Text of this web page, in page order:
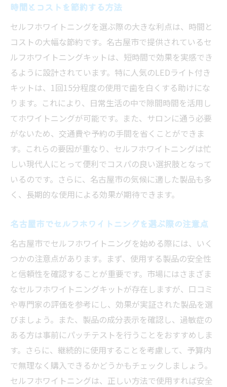
セルフホワイトニングの歴史と進化
名古屋市で人気のセルフホワイトニング製品の
選び方
自宅で使えるホワイトニング商品とは？
名古屋市で入手可能な商品を比較検討
口コミで人気のセルフホワイトニング商品
を探る
効果的な製品選びのポイント
名古屋市で人気のホワイトニング製品ラン
キング
自分に合ったホワイトニング製品の見つけ
方
グ体験談
名古屋市でのセルフホワイトニング成功事
例
利用者の声から学ぶセルフホワイトニング
のコツ
効果が出るまでの期間とは？
失敗しないための体験者のアドバイス
SNSで話題のセルフホワイトニング体験
名古屋市のホワイトニング体験に基づく効
果の検証
時間とコストを節約する方法
セルフホワイトニングを選ぶ際の大きな利点は、時間と
コストの大幅な節約です。名古屋市で提供されているセ
ルフホワイトニングキットは、短時間で効果を実感でき
るように設計されています。特に人気のLEDライト付き
キットは、1回15分程度の使用で歯を白くする助けにな
ります。これにより、日常生活の中で隙間時間を活用し
てホワイトニングが可能です。また、サロンに通う必要
がないため、交通費や予約の手間を省くことができま
す。これらの要因が重なり、セルフホワイトニングは忙
しい現代人にとって便利でコスパの良い選択肢となって
いるのです。さらに、名古屋市の気候に適した製品も多
く、長期的な使用による効果が期待できます。
名古屋市でセルフホワイトニングを選ぶ際の注意点
名古屋市でセルフホワイトニングを始める際には、いく
つかの注意点があります。まず、使用する製品の安全性
と信頼性を確認することが重要です。市場にはさまざま
なセルフホワイトニングキットが存在しますが、口コミ
や専門家の評価を参考にし、効果が実証された製品を選
びましょう。また、製品の成分表示を確認し、過敏症の
ある方は事前にパッチテストを行うことをおすすめしま
す。さらに、継続的に使用することを考慮して、予算内
で無理なく購入できるかどうかもチェックしましょう。
セルフホワイトニングは、正しい方法で使用すれば安全